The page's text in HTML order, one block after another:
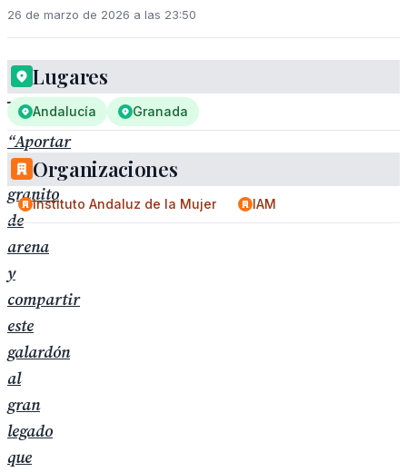
26 de marzo de 2026 a las 23:50
“Aportar
mi
granito
de
arena
y
compartir
este
galardón
al
gran
legado
que
Lugares
Andalucía Granada
Organizaciones
Instituto Andaluz de la Mujer IAM